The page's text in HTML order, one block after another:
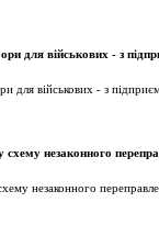
для військових - з
для військових - з
незаконного
незаконного